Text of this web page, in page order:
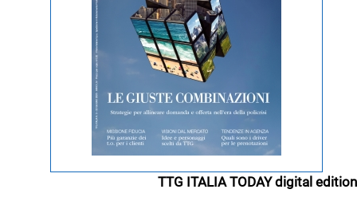
TTG ITALIA TODAY digital edition